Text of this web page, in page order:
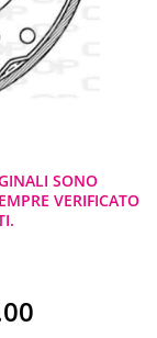
SONO
VERIFICATO